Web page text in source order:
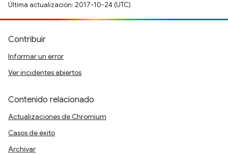
Última actualización: 2017-10-24 (UTC)
Contribuir
Informar un error
Ver incidentes abiertos
Contenido relacionado
Actualizaciones de Chromium
Casos de éxito
Archivar